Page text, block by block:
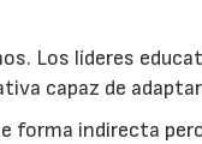
Los líderes
capaz de
forma indirecta